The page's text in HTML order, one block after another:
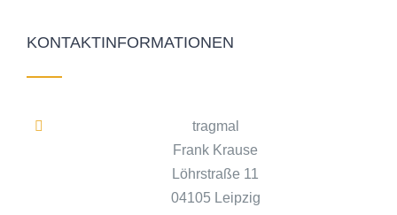
KONTAKTINFORMATIONEN
tragmal
Frank Krause
Löhrstraße 11
04105 Leipzig